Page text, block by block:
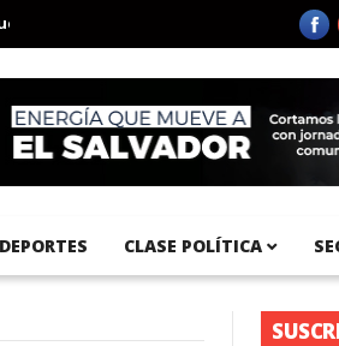
Aeropuerto Internacional del Pacífico
DEPORTES CLASE POLÍTICA